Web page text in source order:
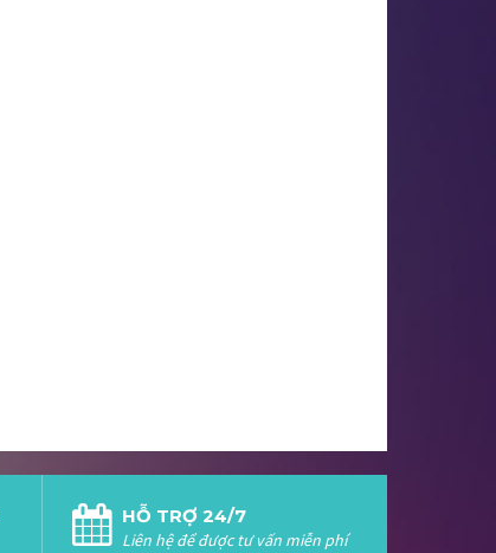
HỖ TRỢ 24/7
Liên hệ để được tư vấn miễn phí